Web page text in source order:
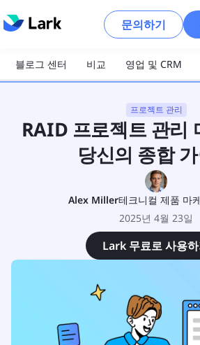
문의하기
블로그 센터 비교 영업 및 CRM
프로젝트 관리
RAID 프로젝트 관리
당신의 종합
Alex Miller테크니컬 제품 마
2025년 4월 23일
Lark 무료로 사용